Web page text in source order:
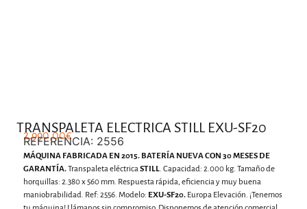
TRANSPALETA ELECTRICA STILL EXU-SF20
2.990,00€
REFERENCIA: 2556
MÁQUINA FABRICADA EN 2015. BATERÍA NUEVA CON 30 MESES DE
GARANTÍA.Transpaleta eléctricaSTILL. Capacidad: 2.000 kg. Tamaño de
horquillas: 2.380 x 560 mm. Respuesta rápida, eficiencia y muy buena
maniobrabilidad. Ref: 2556. Modelo: EXU-SF20. Europa Elevación. ¡Tenemos